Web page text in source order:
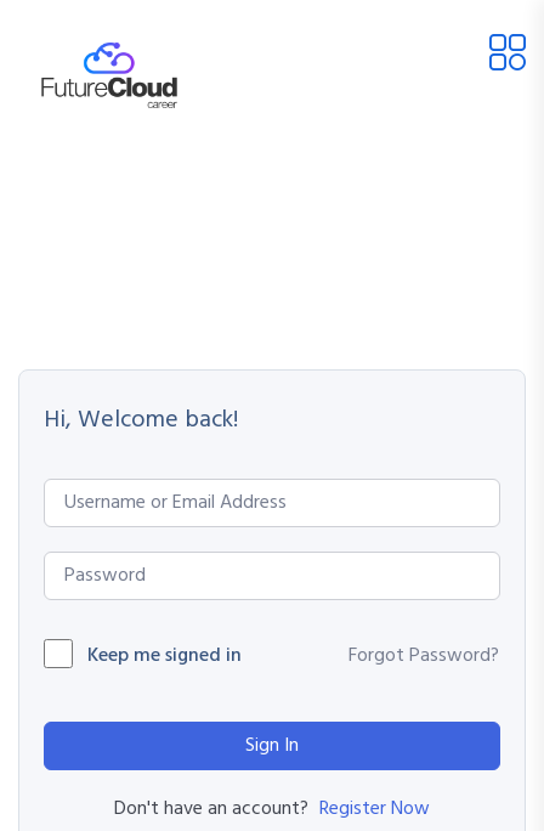
Hi, Welcome back!
Keep me signed in Forgot Password?
Sign In
Don't have an account? Register Now